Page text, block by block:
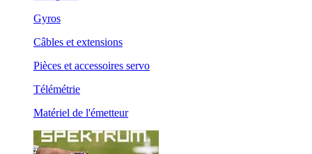
Gyros
Câbles et extensions
Pièces et accessoires servo
Télémétrie
Matériel de l'émetteur